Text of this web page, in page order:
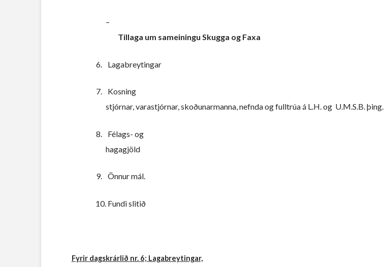
–
Tillaga um sameiningu Skugga og Faxa
6. Laga­breytingar
7.
Kosning
stjórnar, varastjórnar, skoðunarmanna, nefnda og fulltrúa á L.H. og U.M.S.B. þing.
8.
Fé­lags- og
haga­gjöld
9. Önnur mál.
10.Fundi slitið
Fyrir dagskrárlið nr. 6; Lagabreytingar,